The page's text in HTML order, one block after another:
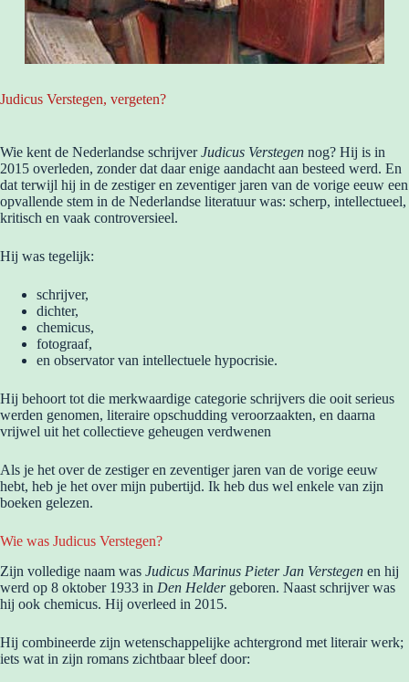
Judicus Verstegen, vergeten?
Wie kent de Nederlandse schrijverJudicus Verstegen nog? Hij is in
2015 overleden, zonder dat daar enige aandacht aan besteed werd. En
dat terwijl hij in de zestiger en zeventiger jaren van de vorige eeuw een
opvallende stem in de Nederlandse literatuur was: scherp, intellectueel,
kritisch en vaak controversieel.
Hij was tegelijk:
schrijver,
dichter,
chemicus,
fotograaf,
en observator van intellectuele hypocrisie.
Hij behoort tot die merkwaardige categorie schrijvers die ooit serieus
werden genomen, literaire opschudding veroorzaakten, en daarna
vrijwel uit het collectieve geheugen verdwenen
Als je het over de zestiger en zeventiger jaren van de vorige eeuw
hebt, heb je het over mijn pubertijd. Ik heb dus wel enkele van zijn
boeken gelezen.
Wie was Judicus Verstegen?
Zijn volledige naam was Judicus Marinus Pieter Jan Verstegen en hij
werd op 8 oktober 1933 in Den Heldergeboren. Naast schrijver was
hij ook chemicus. Hij overleed in 2015.
Hij combineerde zijn wetenschappelijke achtergrond met literair werk;
iets wat in zijn romans zichtbaar bleef door: